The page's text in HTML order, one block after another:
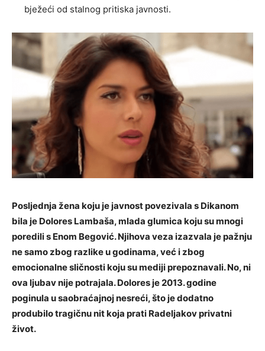
bježeći od stalnog pritiska javnosti.
Posljednja žena koju je javnost povezivala s Dikanom
bila je Dolores Lambaša, mlada glumica koju su mnogi
poredili s Enom Begović. Njihova veza izazvala je pažnju
ne samo zbog razlike u godinama, već i zbog
emocionalne sličnosti koju su mediji prepoznavali. No, ni
ova ljubav nije potrajala. Dolores je 2013. godine
poginula u saobraćajnoj nesreći, što je dodatno
produbilo tragičnu nit koja prati Radeljakov privatni
život.